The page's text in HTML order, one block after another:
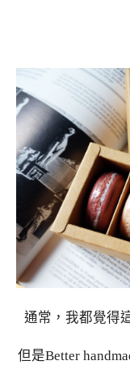
通常，我都覺得
但是Better